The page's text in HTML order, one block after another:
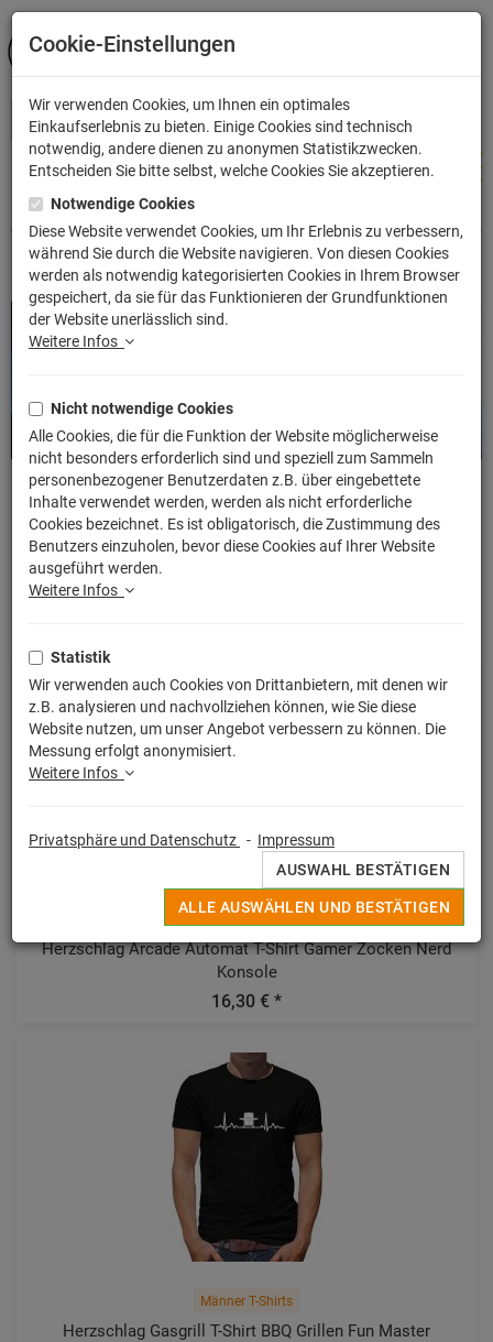
Shop Fun Herzschlag
Fun Herzschlag
Unsere bedruckten T-Shirts mit Herzschlag /
Heartbeat Prints
Herzschlag Arcade Automat T-Shirt Gamer Zocken Nerd
Konsole
16,30 € *
Männer T-Shirts
Herzschlag Gasgrill T-Shirt BBQ Grillen Fun Master
Cookie-Einstellungen
Wir verwenden Cookies, um Ihnen ein optimales
Einkaufserlebnis zu bieten. Einige Cookies sind technisch
notwendig, andere dienen zu anonymen Statistikzwecken.
Entscheiden Sie bitte selbst, welche Cookies Sie akzeptieren.
Notwendige Cookies
Diese Website verwendet Cookies, um Ihr Erlebnis zu verbessern,
während Sie durch die Website navigieren. Von diesen Cookies
werden als notwendig kategorisierten Cookies in Ihrem Browser
gespeichert, da sie für das Funktionieren der Grundfunktionen
der Website unerlässlich sind.
Weitere Infos
Nicht notwendige Cookies
Alle Cookies, die für die Funktion der Website möglicherweise
nicht besonders erforderlich sind und speziell zum Sammeln
personenbezogener Benutzerdaten z.B. über eingebettete
Inhalte verwendet werden, werden als nicht erforderliche
Cookies bezeichnet. Es ist obligatorisch, die Zustimmung des
Benutzers einzuholen, bevor diese Cookies auf Ihrer Website
ausgeführt werden.
Weitere Infos
Statistik
Wir verwenden auch Cookies von Drittanbietern, mit denen wir
z.B. analysieren und nachvollziehen können, wie Sie diese
Website nutzen, um unser Angebot verbessern zu können. Die
Messung erfolgt anonymisiert.
Weitere Infos
Privatsphäre und Datenschutz - Impressum
AUSWAHL BESTÄTIGEN
ALLE AUSWÄHLEN UND BESTÄTIGEN